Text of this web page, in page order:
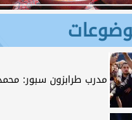
مدرب طرابزون سبور: